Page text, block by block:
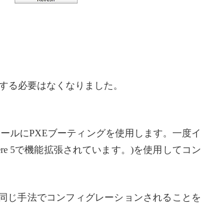
る必要はなくなりました。
ルにPXEブーティングを使用します。一度イ
5で機能拡張されています。)を使用してコン
じ手法でコンフィグレーションされることを